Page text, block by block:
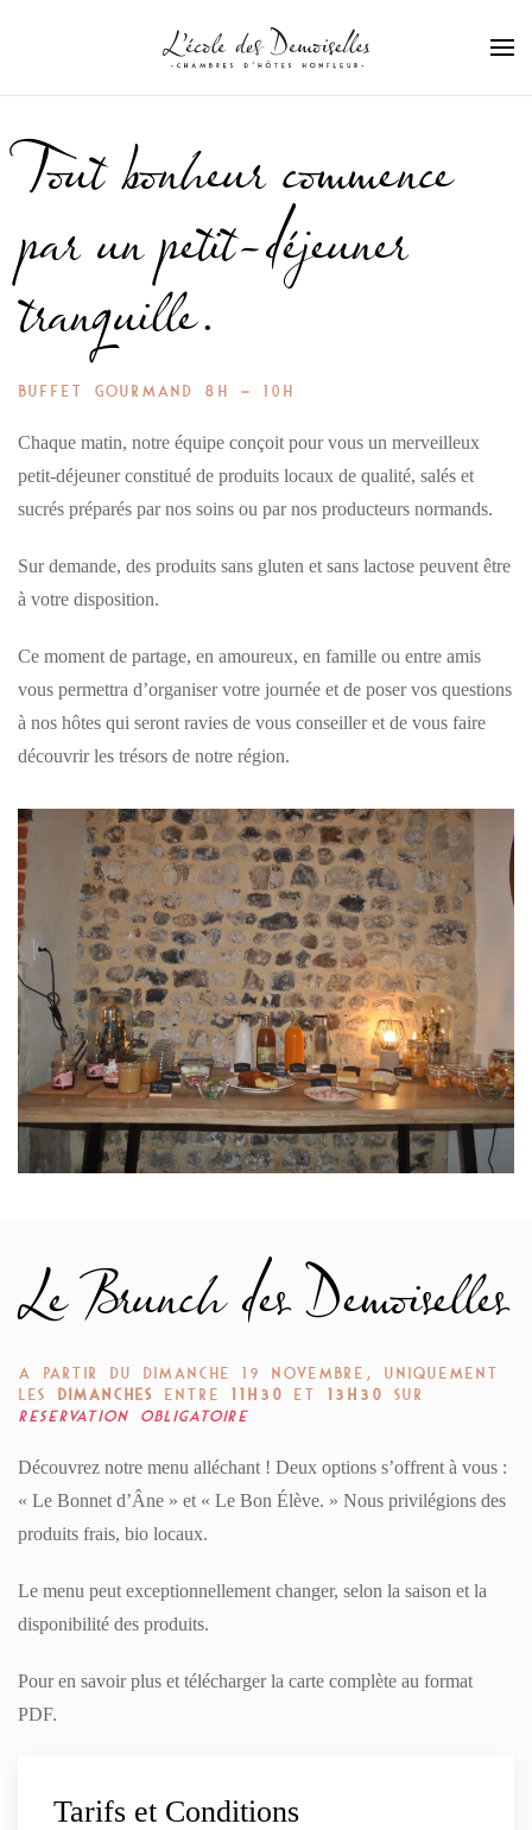
Passer au contenu principal
Tout bonheur commence
par un petit-déjeuner
tranquille.
BUFFET GOURMAND 8H – 10H
Chaque matin, notre équipe conçoit pour vous un merveilleux
petit-déjeuner constitué de produits locaux de qualité, salés et
sucrés préparés par nos soins ou par nos producteurs normands.
Sur demande, des produits sans gluten et sans lactose peuvent être
à votre disposition.
Ce moment de partage, en amoureux, en famille ou entre amis
vous permettra d’organiser votre journée et de poser vos questions
à nos hôtes qui seront ravies de vous conseiller et de vous faire
découvrir les trésors de notre région.
Le Brunch des Demoiselles
A PARTIR DU DIMANCHE 19 NOVEMBRE, U NIQUEMENT
LES
DIMANCHES ENTRE 11H30 ET 13H30
SUR
RESERVATION OBLIGATOIRE
Découvrez notre menu alléchant ! Deux options s’offrent à vous :
« Le Bonnet d’Âne » et « Le Bon Élève. » Nous privilégions des
produits frais, bio locaux.
Le menu peut exceptionnellement changer, selon la saison et la
disponibilité des produits.
Pour en savoir plus et télécharger la carte complète au format
PDF.
Tarifs et Conditions